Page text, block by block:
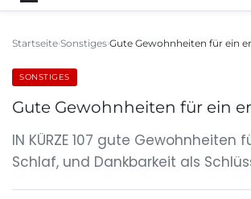
Startseite Sonstiges Gute Gewohnheiten für ein
SONSTIGES
Gute Gewohnheiten für ein
IN KÜRZE 107 gute
Schlaf, und Dankbarkeit als